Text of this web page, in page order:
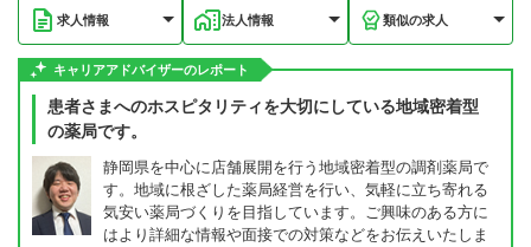
求人情報 法人情報 類似の求人
キャリアアドバイザーのレポート
患者さまへのホスピタリティを大切にしている地域密着型
の薬局です。
静岡県を中心に店舗展開を行う地域密着型の調剤薬局で
す。地域に根ざした薬局経営を行い、気軽に立ち寄れる
気安い薬局づくりを目指しています。ご興味のある方に
はより詳細な情報や面接での対策などをお伝えいたしま